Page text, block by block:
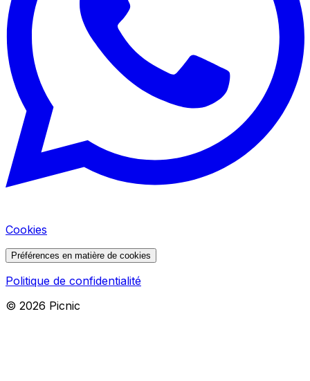
Cookies
Préférences en matière de cookies
Politique de confidentialité
© 2026 Picnic